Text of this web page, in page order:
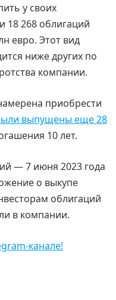
у своих
18 268 облигаций
евро. Этот вид
ниже других по
компании.
приобрести
выпущены еще 28
10 лет.
— 7 июня 2023 года
о выкупе
облигаций
в компании.
канале!